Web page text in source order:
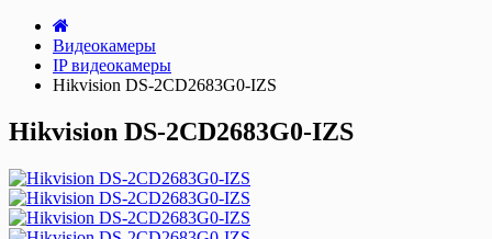
Видеокамеры
IP видеокамеры
Hikvision DS-2CD2683G0-IZS
Hikvision DS-2CD2683G0-IZS